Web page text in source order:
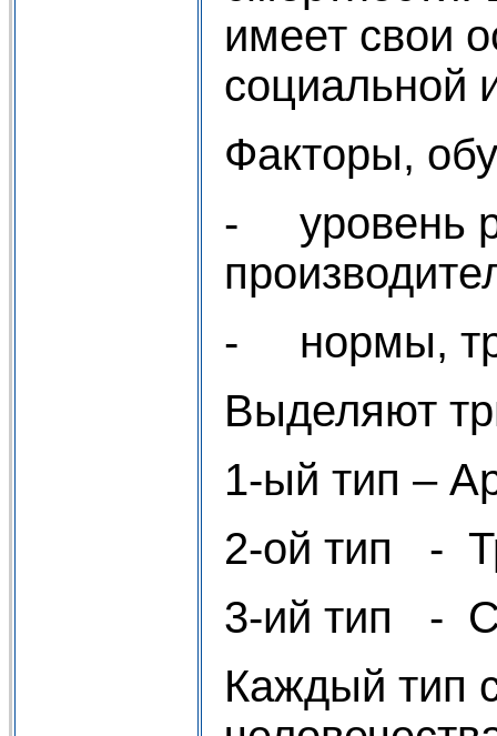
имеет свои
социальной
Факторы,
- уровень
- нормы,
Выделяют
1-ый тип –
2-ой тип -
3-ий тип -
Каждый тип